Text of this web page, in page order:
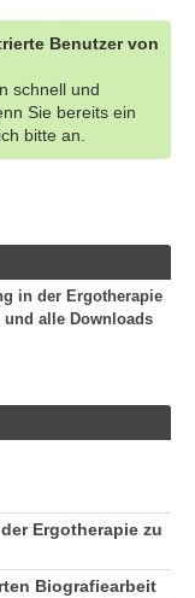
Benutzer von
schnell und
Sie bereits ein
bitte an.
in der Ergotherapie
und alle Downloads
Ergotherapie zu
Biografiearbeit